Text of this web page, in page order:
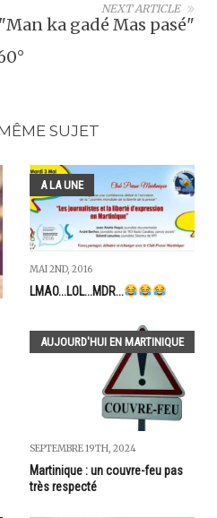
NEXT ARTICLE
ka gadé Mas pasé"
SUJET
A LA UNE
MAI 2ND, 2016
LMAO...LOL...MDR...
AUJOURD'HUI EN MARTINIQUE
SEPTEMBRE 19TH, 2024
Martinique : un couvre-feu pas
très respecté